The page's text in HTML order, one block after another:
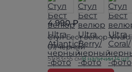
4 990 ₽
Стул Бест велюр Vivaldi
07/черный
51×83×55 смВ наличии 14 шт.